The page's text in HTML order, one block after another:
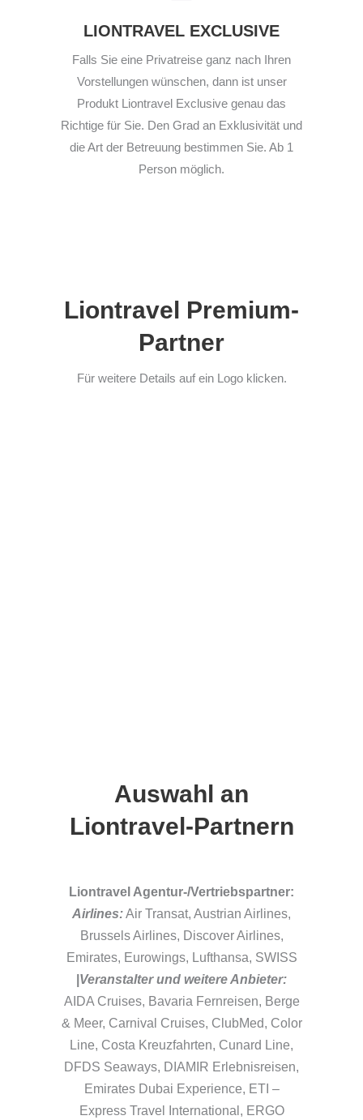
LIONTRAVEL EXCLUSIVE
Falls Sie eine Privatreise ganz nach Ihren
Vorstellungen wünschen, dann ist unser
Produkt Liontravel Exclusive genau das
Richtige für Sie. Den Grad an Exklusivität und
die Art der Betreuung bestimmen Sie. Ab 1
Person möglich.
Liontravel Premium-
Partner
Für weitere Details auf ein Logo klicken.
Auswahl an
Liontravel-Partnern
Liontravel Agentur-/Vertriebspartner:
Airlines:Air Transat, Austrian Airlines,
Brussels Airlines, Discover Airlines,
Emirates, Eurowings, Lufthansa, SWISS
Veranstalter und weitere Anbieter:
AIDA Cruises, Bavaria Fernreisen, Berge
& Meer, Carnival Cruises, ClubMed, Color
Line, Costa Kreuzfahrten, Cunard Line,
DFDS Seaways, DIAMIR Erlebnisreisen,
Emirates Dubai Experience, ETI –
Express Travel International, ERGO